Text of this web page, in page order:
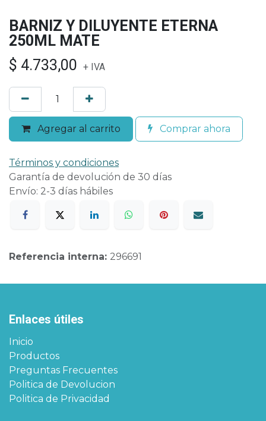
BARNIZ Y DILUYENTE ETERNA
250ML MATE
$ 4.733,00 + IVA
Agregar al carrito Comprar ahora
Términos y condiciones
Garantía de devolución de 30 días
Envío: 2-3 días hábiles
Referencia interna: 296691
Enlaces útiles
Inicio
Productos
Preguntas Frecuentes
Politica de Devolucion
Politica de Privacidad